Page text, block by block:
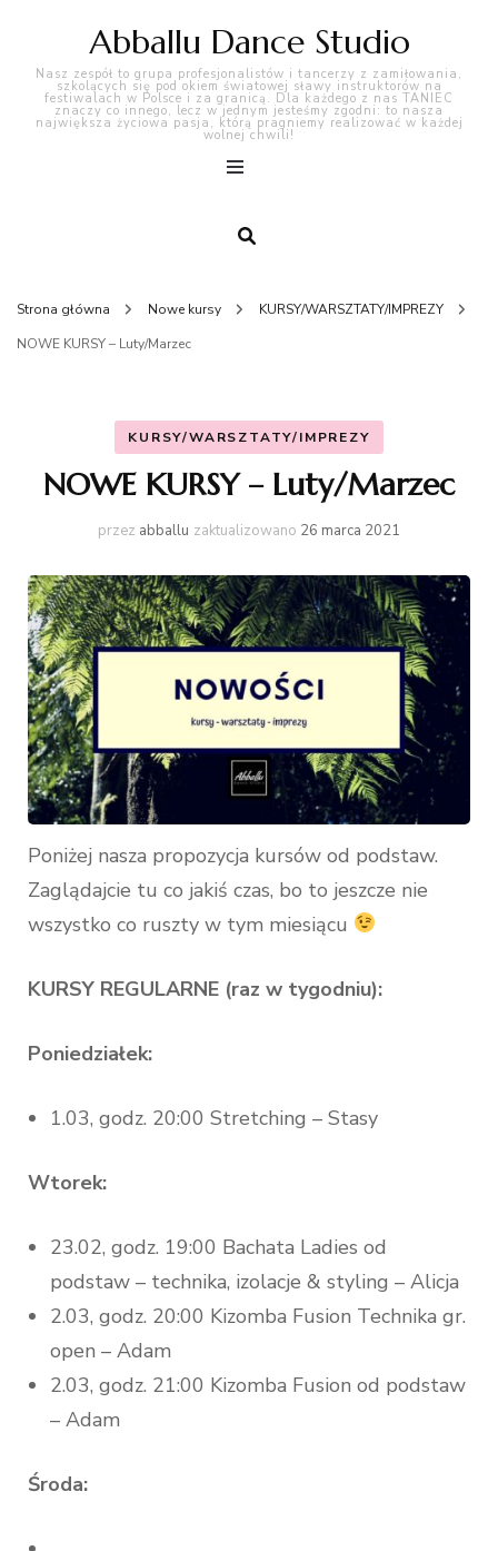
Abballu Dance Studio
Nasz zespół to grupa profesjonalistów i tancerzy z zamiłowania,
szkolących się pod okiem światowej sławy instruktorów na
festiwalach w Polsce i za granicą. Dla każdego z nas TANIEC
znaczy co innego, lecz w jednym jesteśmy zgodni: to nasza
największa życiowa pasja, którą pragniemy realizować w każdej
wolnej chwili!
Strona główna Nowe kursy
KURSY/WARSZTATY/IMPREZY
NOWE KURSY – Luty/Marzec
KURSY/WARSZTATY/IMPREZY
NOWE KURSY – Luty/Marzec
przez abballu zaktualizowano 26 marca 2021
Poniżej nasza propozycja kursów od podstaw.
Zaglądajcie tu co jakiś czas, bo to jeszcze nie
wszystko co ruszty w tym miesiącu
KURSY REGULARNE (raz w tygodniu):
Poniedziałek:
1.03, godz. 20:00 Stretching – Stasy
Wtorek:
23.02, godz. 19:00 Bachata Ladies od
podstaw – technika, izolacje & styling – Alicja
2.03, godz. 20:00 Kizomba Fusion Technika gr.
open – Adam
2.03, godz. 21:00 Kizomba Fusion od podstaw
– Adam
Środa: